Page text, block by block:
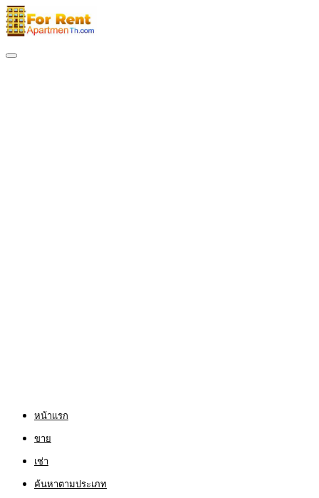
หน้าแรก
ขาย
เช่า
ค้นหาตามประเภท